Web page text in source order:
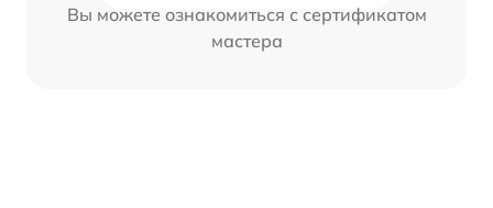
Вы можете ознакомиться с сертификатом
мастера